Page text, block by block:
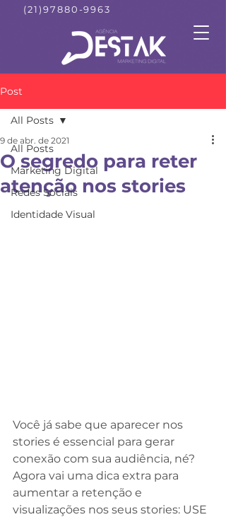
(21)97880-9963
Post
All Posts
Marketing Digital
Redes Sociais
Identidade Visual
All Posts
O segredo para reter
atenção nos stories
9 de abr. de 2021
Você já sabe que aparecer nos
stories é essencial para gerar
conexão com sua audiência, né?
Agora vai uma dica extra para
aumentar a retenção e
visualizações nos seus stories: USE